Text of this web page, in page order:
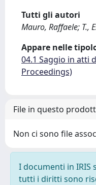
Tutti gli autori
Mauro, Raffaele; T.,
Appare nelle
04.1 Saggio in atti
Proceedings)
File in questo
Non ci sono file
I documenti in
tutti i diritti sono